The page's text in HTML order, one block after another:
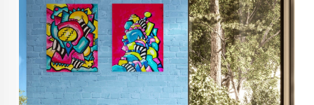
MALERIER BLOGG
ARTIKLER OM KUNST
INTERIØR OG KUNST
KUNST INVESTERING